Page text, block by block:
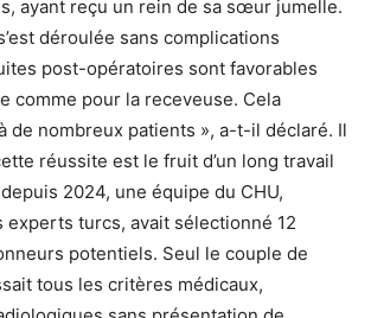
ayant reçu un rein de sa sœur jumelle.
déroulée sans complications
post-opératoires sont favorables
comme pour la receveuse. Cela
de nombreux patients », a-t-il déclaré. Il
réussite est le fruit d’un long travail
2024, une équipe du CHU,
experts turcs, avait sélectionné 12
potentiels. Seul le couple de
tous les critères médicaux,